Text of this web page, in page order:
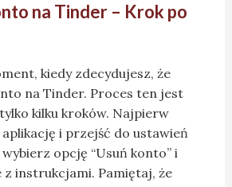
na Tinder – Krok po
kiedy zdecydujesz, że
na Tinder. Proces ten jest
kilku kroków. Najpierw
i przejść do ustawień
opcję “Usuń konto” i
instrukcjami. Pamiętaj, że